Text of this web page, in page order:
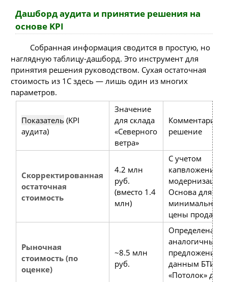
Дашборд аудита и принятие решения на
основе KPI
Собранная информация сводится в простую, но
наглядную таблицу-дашборд. Это инструмент для
принятия решения руководством. Сухая остаточная
стоимость из 1С здесь — лишь один из многих
параметров.
Показатель (KPI
аудита)
Значение
для склада
«Северного
ветра»
Комментарий и
решение
Скорректированная
остаточная
стоимость
4.2 млн
руб.
(вместо 1.4
млн)
С учетом
капвложений в
модернизацию.
Основа для
минимальной
цены продажи.
Рыночная
стоимость (по
оценке)
~8.5 млн
руб.
Определена по
аналогичным
предложениям
данным БТИ.
«Потолок» для